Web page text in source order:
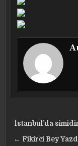
Yazı
gezinmesi
İstanbul’da
← Fikirci Bey